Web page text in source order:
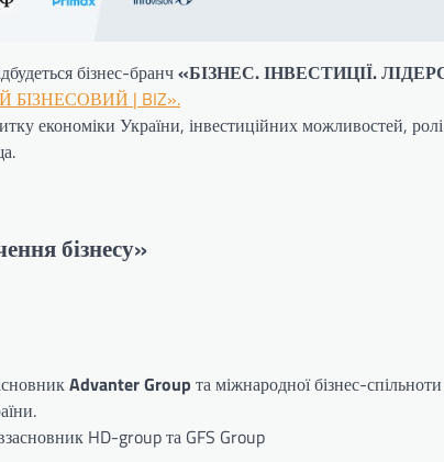
бізнес-бранч«БІЗНЕС. ІНВЕСТИЦІЇ.
БІЗНЕСОВИЙ | BIZ».
економіки України, інвестиційних можливостей, ролі
бізнесу»
Advanter Group та міжнародної бізнес-спільноти
HD-group та GFS Group